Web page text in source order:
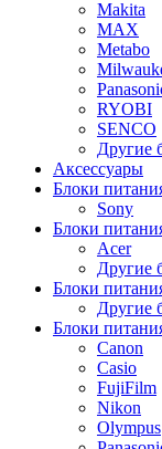
Makita
MAX
Metabo
RYOBI
SENCO
Другие
Аксессуары
Блоки
Sony
Блоки
Acer
Другие
Блоки
Другие
Блоки
Canon
Casio
FujiFilm
Nikon
Olympus